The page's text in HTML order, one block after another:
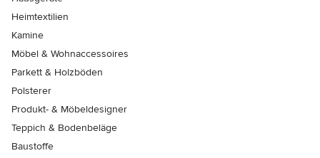
Heimtextilien
Kamine
Möbel & Wohnaccessoires
Parkett & Holzböden
Polsterer
Produkt- & Möbeldesigner
Teppich & Bodenbeläge
Baustoffe